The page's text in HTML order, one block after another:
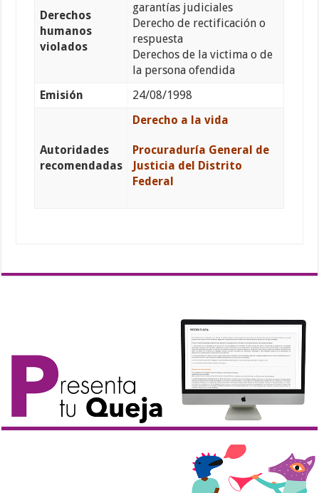
Derechos
humanos
violados
garantías judiciales
Derecho de rectificación o
respuesta
Derechos de la victima o de
la persona ofendida
Emisión
24/08/1998
Autoridades
recomendadas
Derecho a la vida
Procuraduría General de
Justicia del Distrito
Federal